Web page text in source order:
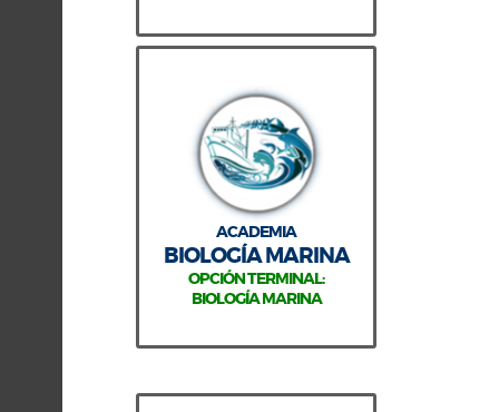
ACADEMIA
BIOLOGÍA MARINA
OPCIÓN TERMINAL:
BIOLOGÍA MARINA